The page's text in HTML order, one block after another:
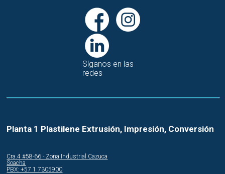
Síganos en las
redes
Planta 1 Plastilene Extrusión, Impresión, Conversión
Cra.4 #58-66 - Zona Industrial Cazuca
Soacha
PBX: +57 1 7305900